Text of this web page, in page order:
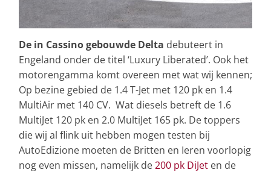
De in Cassino gebouwde Delta debuteert in
Engeland onder de titel ‘Luxury Liberated’. Ook het
motorengamma komt overeen met wat wij kennen;
Op bezine gebied de 1.4 T-Jet met 120 pk en 1.4
MultiAir met 140 CV. Wat diesels betreft de 1.6
MultiJet 120 pk en 2.0 MultiJet 165 pk. De toppers
die wij al flink uit hebben mogen testen bij
AutoEdizione moeten de Britten en Ieren voorlopig
nog even missen, namelijk de200 pk DiJet en de